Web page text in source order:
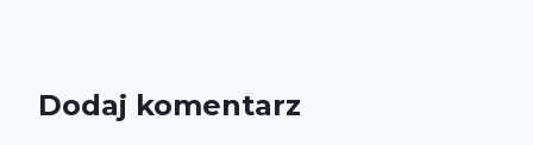
Dodaj komentarz